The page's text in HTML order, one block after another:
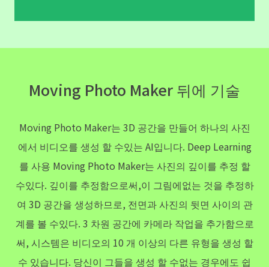
Moving Photo Maker 뒤에 기술
Moving Photo Maker는 3D 공간을 만들어 하나의 사진
에서 비디오를 생성 할 수있는 AI입니다. Deep Learning
를 사용 Moving Photo Maker는 사진의 깊이를 추정 할
수있다. 깊이를 추정함으로써,이 그림에없는 것을 추정하
여 3D 공간을 생성하므로, 전면과 사진의 뒷면 사이의 관
계를 볼 수있다. 3 차원 공간에 카메라 작업을 추가함으로
써, 시스템은 비디오의 10 개 이상의 다른 유형을 생성 할
수 있습니다. 당신이 그들을 생성 할 수없는 경우에도 쉽